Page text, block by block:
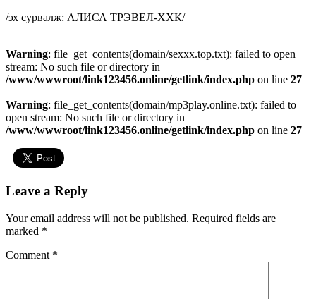
/эх сурвалж: АЛИСА ТРЭВЕЛ-ХХК/
Warning: file_get_contents(domain/sexxx.top.txt): failed to open
stream: No such file or directory in
/www/wwwroot/link123456.online/getlink/index.php on line 27
Warning: file_get_contents(domain/mp3play.online.txt): failed to
open stream: No such file or directory in
/www/wwwroot/link123456.online/getlink/index.php on line 27
Leave a Reply
Your email address will not be published. Required fields are
marked *
Comment *